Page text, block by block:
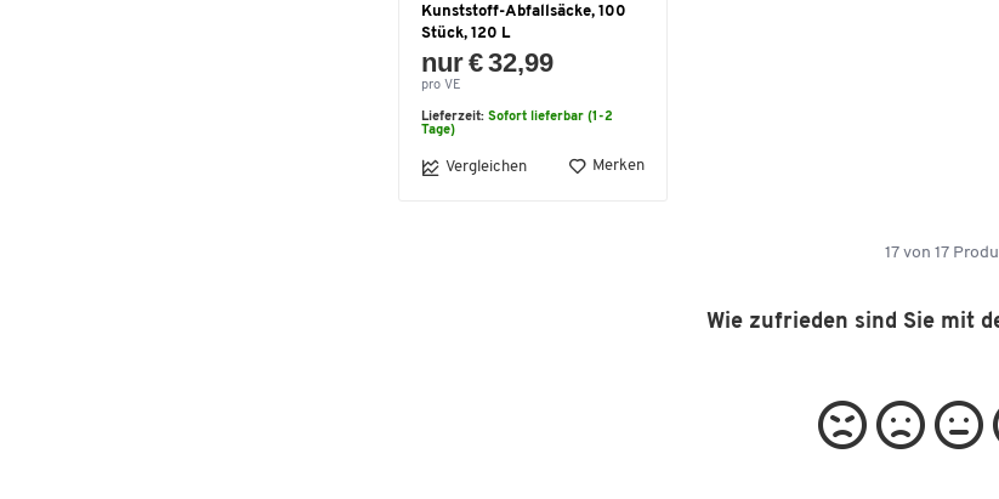
Kunststoff-Abfallsäcke, 100
Stück, 120 L
nur € 32,99
pro VE
Lieferzeit: Sofort lieferbar (1-2
Tage)
Vergleichen Merken
17 von 17
Wie zufrieden sind Sie mit